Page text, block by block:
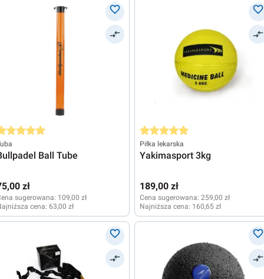
ocena 5 z 5 gwiazdek
Ball Tube
zł
sugerowana: 109,00 zł
cena: 63,00 zł
Średnia ocena 5 z 5 gwiazdek
Piłka lekarska
Yakimasport 3kg
189,00 zł
Cena sugerowana: 259,00 zł
Najniższa cena: 160,65 zł